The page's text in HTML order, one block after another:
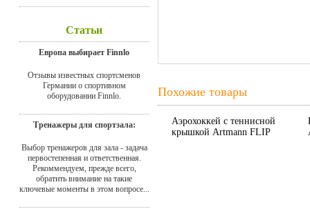
Статьи
Европа выбирает Finnlo
Отзывы известных спортсменов
Германии о спортивном
оборудовании Finnlo.
Тренажеры для спортзала:
Выбор тренажеров для зала - задача
первостепенная и ответственная.
Рекоммендуем, прежде всего,
обратить внимание на такие
ключевые моменты в этом вопросе...
Похожие товары
Аэрохоккей с теннисной
крышкой Artmann FLIP